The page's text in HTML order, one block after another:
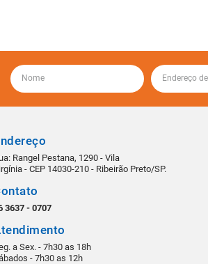
Rangel Pestana, 1290 - Vila
- CEP 14030-210 - Ribeirão Preto/SP.
3637 - 0707
a Sex. - 7h30 as 18h
- 7h30 as 12h